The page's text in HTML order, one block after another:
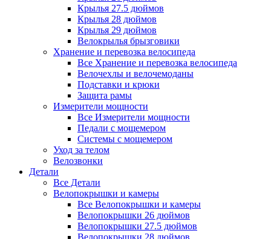
Крылья 27.5 дюймов
Крылья 28 дюймов
Крылья 29 дюймов
Велокрылья брызговики
Хранение и перевозка велосипеда
Все Хранение и перевозка велосипеда
Велочехлы и велочемоданы
Подставки и крюки
Защита рамы
Измерители мощности
Все Измерители мощности
Педали с мощемером
Системы с мощемером
Уход за телом
Велозвонки
Детали
Все Детали
Велопокрышки и камеры
Все Велопокрышки и камеры
Велопокрышки 26 дюймов
Велопокрышки 27.5 дюймов
Велопокрышки 28 дюймов